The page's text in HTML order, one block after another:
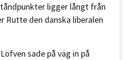
ligger långt från
Rutte den danska liberalen
sade på väg in på